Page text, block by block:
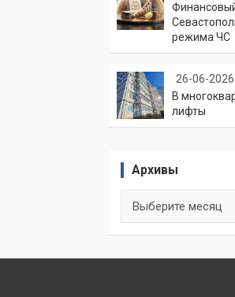
режима ЧС
26-06-
В
лифты
Архивы